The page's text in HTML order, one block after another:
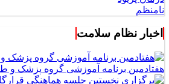
اخبار نظام سلامت
هفتادمین برنامه آموزشی گروه پزشک و